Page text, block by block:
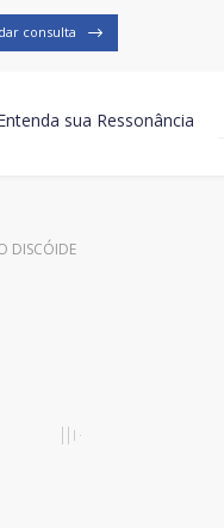
consulta
sua Ressonância
DISCÓIDE